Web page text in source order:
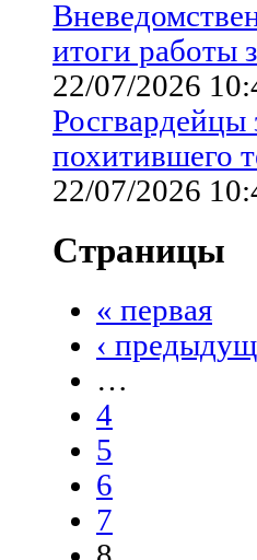
итоги работы
22/07/2026
Росгвардейцы
похитившего
22/07/2026
Страницы
« первая
‹
…
4
5
6
7